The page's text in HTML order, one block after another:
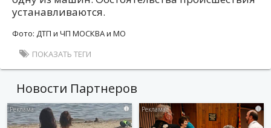
устанавливаются.
Фото: ДТП и ЧП МОСКВА и МО
ПОКАЗАТЬ ТЕГИ
Новости Партнеров
i i